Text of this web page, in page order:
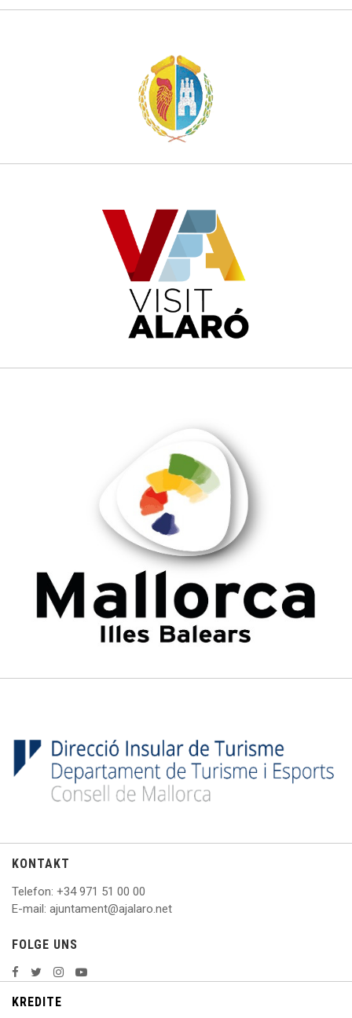
KONTAKT
Telefon: +34 971 51 00 00
E-mail: ajuntament@ajalaro.net
FOLGE UNS
KREDITE